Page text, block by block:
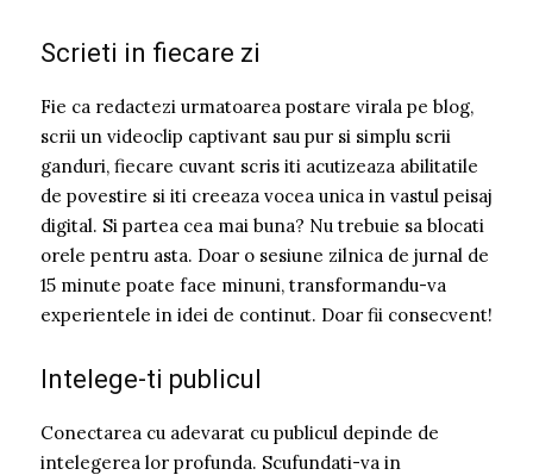
Scrieti in fiecare zi
Fie ca redactezi urmatoarea postare virala pe blog,
scrii un videoclip captivant sau pur si simplu scrii
ganduri, fiecare cuvant scris iti acutizeaza abilitatile
de povestire si iti creeaza vocea unica in vastul peisaj
digital. Si partea cea mai buna? Nu trebuie sa blocati
orele pentru asta. Doar o sesiune zilnica de jurnal de
15 minute poate face minuni, transformandu-va
experientele in idei de continut. Doar fii consecvent!
Intelege-ti publicul
Conectarea cu adevarat cu publicul depinde de
intelegerea lor profunda. Scufundati-va in